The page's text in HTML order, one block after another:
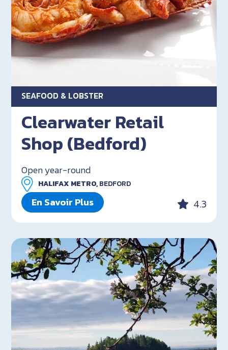
SEAFOOD & LOBSTER
Clearwater Retail
Shop (Bedford)
Open year-round
HALIFAX METRO,BEDFORD
En Savoir Plus 4.3